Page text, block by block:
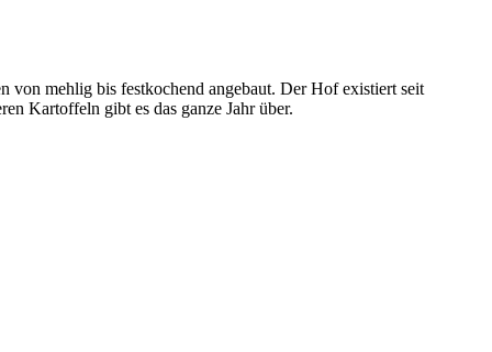
von mehlig bis festkochend angebaut. Der Hof existiert seit
Kartoffeln gibt es das ganze Jahr über.